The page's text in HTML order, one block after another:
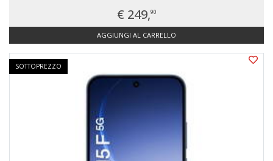
€ 249,90
AGGIUNGI AL CARRELLO
SOTTOPREZZO